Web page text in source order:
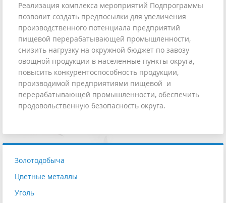
Реализация комплекса мероприятий Подпрограммы
позволит создать предпосылки для увеличения
производственного потенциала предприятий
пищевой перерабатывающей промышленности,
снизить нагрузку на окружной бюджет по завозу
овощной продукции в населенные пункты округа,
повысить конкурентоспособность продукции,
производимой предприятиями пищевой и
перерабатывающей промышленности, обеспечить
продовольственную безопасность округа.
Золотодобыча
Цветные металлы
Уголь